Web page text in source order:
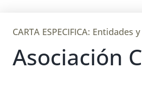
CARTA ESPECIFICA: Entidades
Asociación